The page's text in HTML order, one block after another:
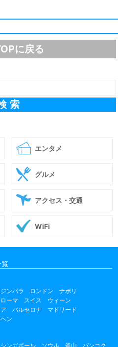
に戻る
エンタメ
グルメ
アクセス・交通
WiFi
覧
ンバラ ロンドン
ナポリ
ローマ スイス
ウィーン
バルセロナ
マドリード
ン
シンガポール ソウル 釜山 バンコク